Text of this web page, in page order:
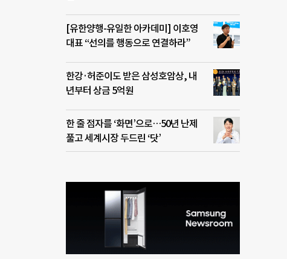
[유한양행-유일한 아카데미] 이호영
대표 “선의를 행동으로 연결하라”
한강·허준이도 받은 삼성호암상, 내
년부터 상금 5억원
한 줄 점자를 ‘화면’으로…50년 난제
풀고 세계시장 두드린 ‘닷’